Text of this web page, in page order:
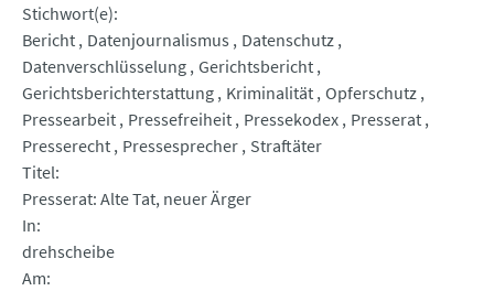
Stichwort(e)
Bericht Datenjournalismus
Datenschutz
Datenverschlüsselung Gerichtsbericht
Gerichtsberichterstattung Kriminalität Opferschutz
Pressearbeit Pressefreiheit Pressekodex Presserat
Presserecht Pressesprecher Straftäter
Titel
Presserat: Alte Tat, neuer Ärger
In
drehscheibe
Am